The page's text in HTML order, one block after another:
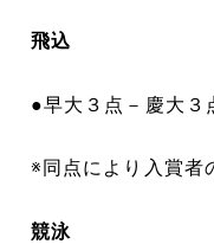
飛込
●早大３点－慶大３
※同点により入賞者
競泳